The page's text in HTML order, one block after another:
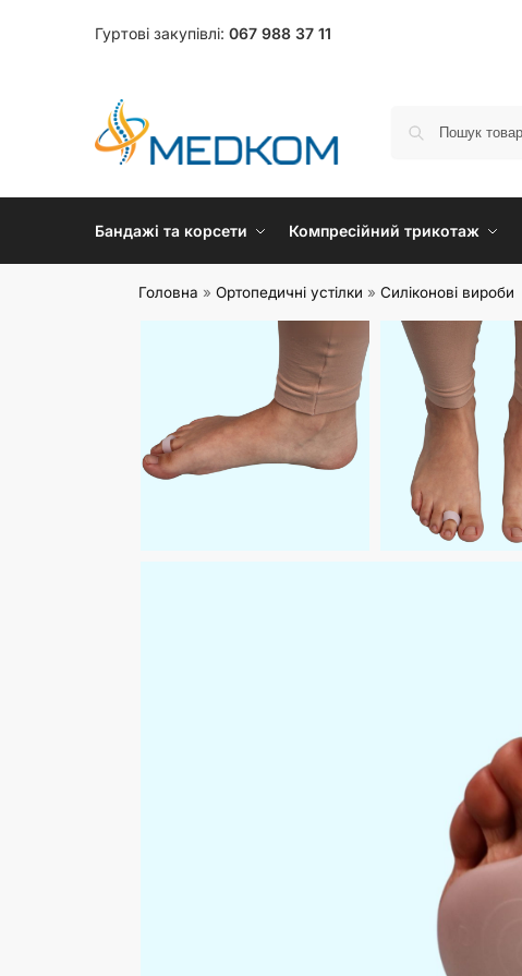
Гуртові закупівлі: 067 988 37 11
Бандажі та корсети Компресійний трикотаж
Головна »Ортопедичні устілки »Силіконові вироби